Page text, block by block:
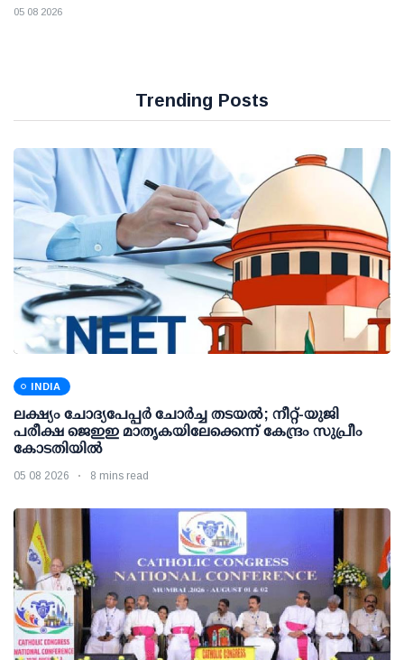
05 08 2026
Trending Posts
INDIA
ലക്ഷ്യം ചോദ്യപേപ്പര്‍ ചോര്‍ച്ച തടയല്‍; നീറ്റ്-യുജി
പരീക്ഷ ജെഇഇ മാതൃകയിലേക്കെന്ന് കേന്ദ്രം സുപ്രീം
കോടതിയില്‍
05 08 2026 8 mins read